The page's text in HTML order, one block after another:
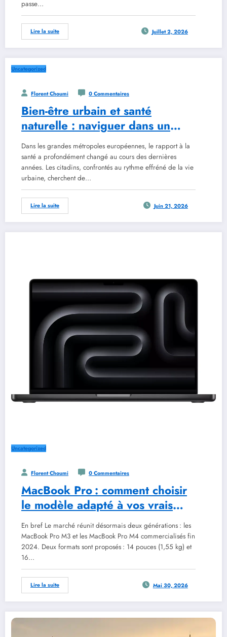
passe…
Lire la suite Juillet 2, 2026
Uncategorized
Florent Choumi 0 Commentaires
Bien-être urbain et santé
naturelle : naviguer dans un
cadre réglementaire en
évolution avec les outils de
2026
Dans les grandes métropoles européennes, le rapport à la
santé a profondément changé au cours des dernières
années. Les citadins, confrontés au rythme effréné de la vie
urbaine, cherchent de…
Lire la suite Juin 21, 2026
Uncategorized
Florent Choumi 0 Commentaires
MacBook Pro : comment choisir
le modèle adapté à vos vrais
besoins
En bref Le marché réunit désormais deux générations : les
MacBook Pro M3 et les MacBook Pro M4 commercialisés fin
2024. Deux formats sont proposés : 14 pouces (1,55 kg) et
16…
Lire la suite Mai 30, 2026